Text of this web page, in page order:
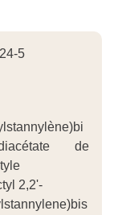
5
de
2,2'-